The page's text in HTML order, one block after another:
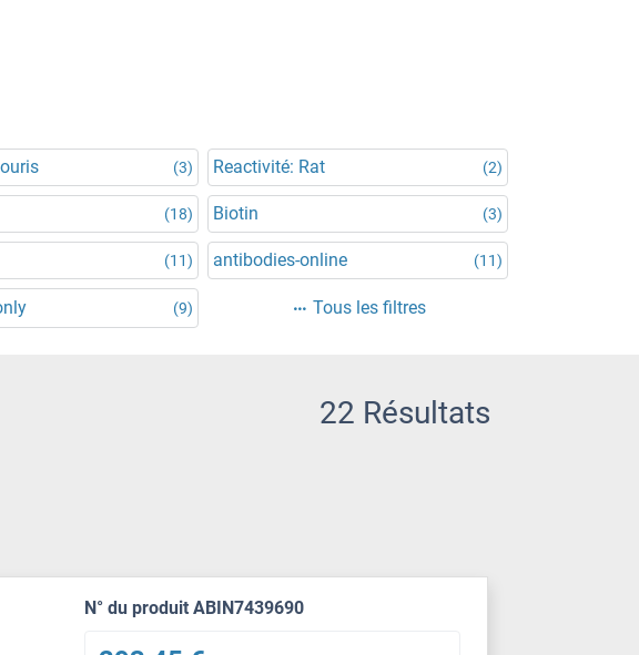
(3) Reactivité: Rat (2)
(18) Biotin (3)
(11) antibodies-online (11)
(9) Tous les filtres
22 Résultats
N° du produit ABIN7439690